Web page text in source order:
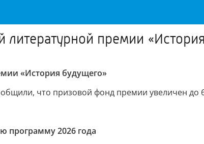
литературной премии
«История будущего»
что призовой фонд премии увеличен до
программу 2026 года